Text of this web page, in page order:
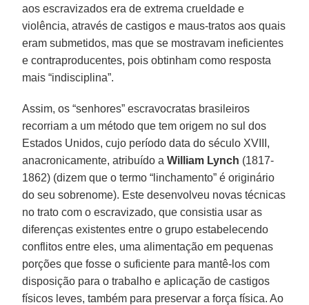
aos escravizados era de extrema crueldade e
violência, através de castigos e maus-tratos aos quais
eram submetidos, mas que se mostravam ineficientes
e contraproducentes, pois obtinham como resposta
mais “indisciplina”.
Assim, os “senhores” escravocratas brasileiros
recorriam a um método que tem origem no sul dos
Estados Unidos, cujo período data do século XVIII,
anacronicamente, atribuído aWilliam Lynch (1817-
1862) (dizem que o termo “linchamento” é originário
do seu sobrenome). Este desenvolveu novas técnicas
no trato com o escravizado, que consistia usar as
diferenças existentes entre o grupo estabelecendo
conflitos entre eles, uma alimentação em pequenas
porções que fosse o suficiente para mantê-los com
disposição para o trabalho e aplicação de castigos
físicos leves, também para preservar a força física. Ao